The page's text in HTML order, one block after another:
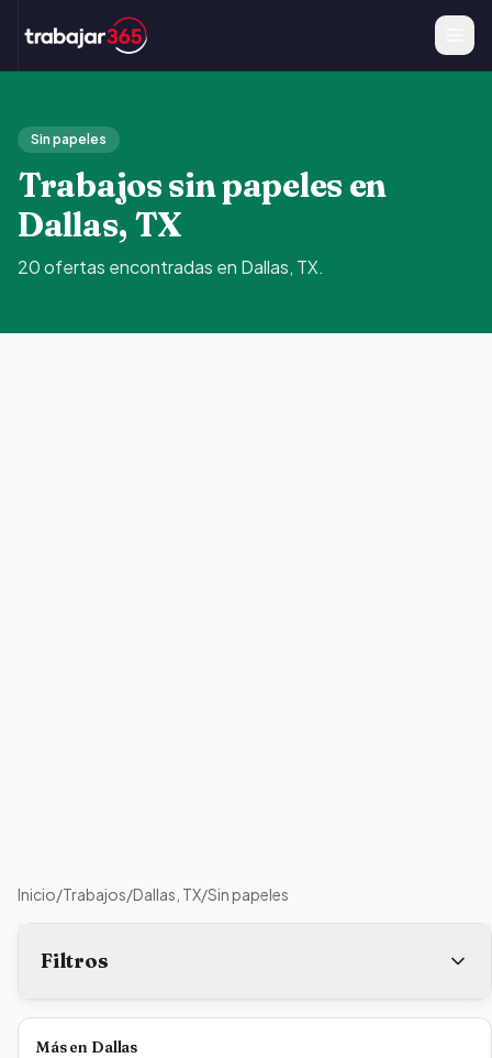
Sin papeles
Trabajos sin papeles en
Dallas, TX
20ofertas encontradas en Dallas, TX.
Inicio/Trabajos/Dallas, TX/Sin papeles
Filtros
Más en Dallas